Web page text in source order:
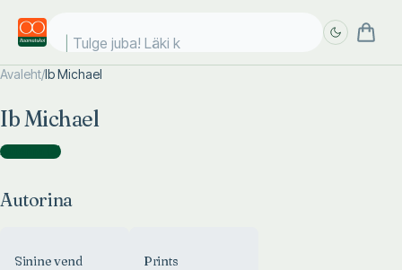
Tulge juba! Läki ko
Avaleht/Ib Michael
Ib Michael
Autorina )
Autorina
Sinine vend Prints